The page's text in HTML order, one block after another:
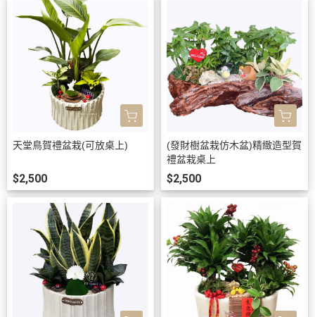
天堂鳥賀禮盆栽(可放桌上)
$2,500
(發財樹盆栽仿木盆)精緻造型賀
禮盆栽桌上
$2,500